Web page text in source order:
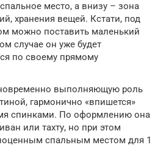
место, а внизу – зона
хранения вещей. Кстати, под
можно поставить маленький
случае он уже будет
по своему прямому
выполняющую роль
гармонично «впишется»
спинками. По оформлению она
или тахту, но при этом
спальным местом для 1